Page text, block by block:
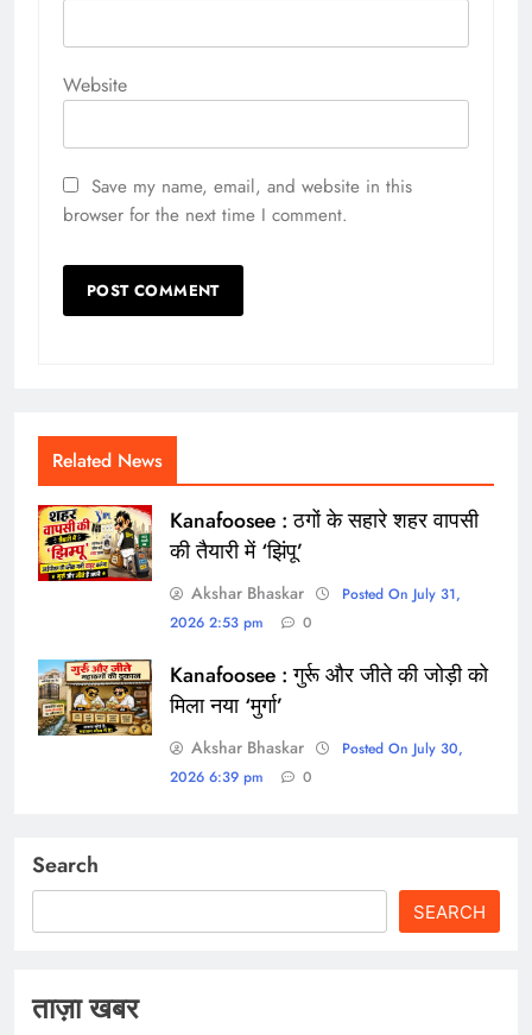
Website
Save my name, email, and website in this
browser for the next time I comment.
Related News
Kanafoosee : ठगों के सहारे शहर वापसी
की तैयारी में ‘झिंपू’
Akshar Bhaskar
Posted On July 31,
2026 2:53 pm
0
Kanafoosee : गुर्रू और जीते की जोड़ी को
मिला नया ‘मुर्गा’
Akshar Bhaskar
Posted On July 30,
2026 6:39 pm
0
Search
SEARCH
ताज़ा खबर